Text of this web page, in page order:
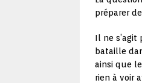
préparer
Il ne s’agit
bataille
ainsi que
rien à voir